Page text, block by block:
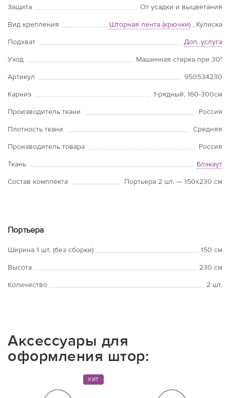
Защита
От усадки и выцветания
Вид крепления
Шторная лента (крючки) , Кулиска
Подхват
Доп. услуга
Уход
Машинная стирка при 30°
Артикул
950534230
Карниз
1-рядный, 160-300см
Производитель ткани
Россия
Плотность ткани
Средняя
Производитель товара
Россия
Ткань
Блэкаут
Состав комплекта
Портьера 2 шт. — 150х230 см
Портьера
Ширина 1 шт. (без сборки)
150 см
Высота
230 см
Количество
2 шт.
Аксессуары для
оформления штор:
ХИТ